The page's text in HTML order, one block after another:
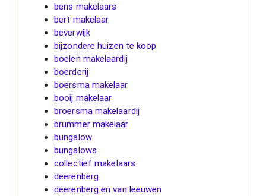
bens makelaars
bert makelaar
beverwijk
bijzondere huizen te koop
boelen makelaardij
boerderij
boersma makelaar
booij makelaar
broersma makelaardij
brummer makelaar
bungalow
bungalows
collectief makelaars
deerenberg
deerenberg en van leeuwen